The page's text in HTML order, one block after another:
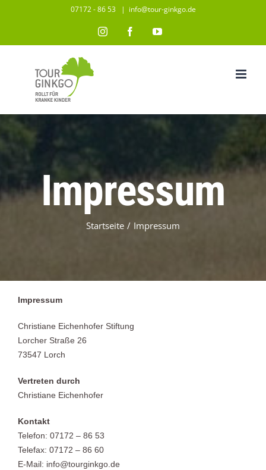
07172 - 86 53 | info@tour-ginkgo.de
InstagramFacebookYouTube
Impressum
Startseite / Impressum
Impressum
Christiane Eichenhofer Stiftung
Lorcher Straße 26
73547 Lorch
Vertreten durch
Christiane Eichenhofer
Kontakt
Telefon: 07172 – 86 53
Telefax: 07172 – 86 60
E-Mail: info@tourginkgo.de